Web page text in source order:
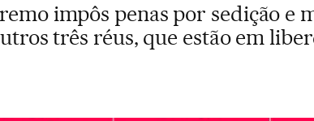
impôs penas por sedição e
três réus, que estão em